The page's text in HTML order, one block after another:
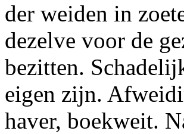
der weiden in
dezelve voor de
bezitten.
eigen zijn.
haver, boekweit.